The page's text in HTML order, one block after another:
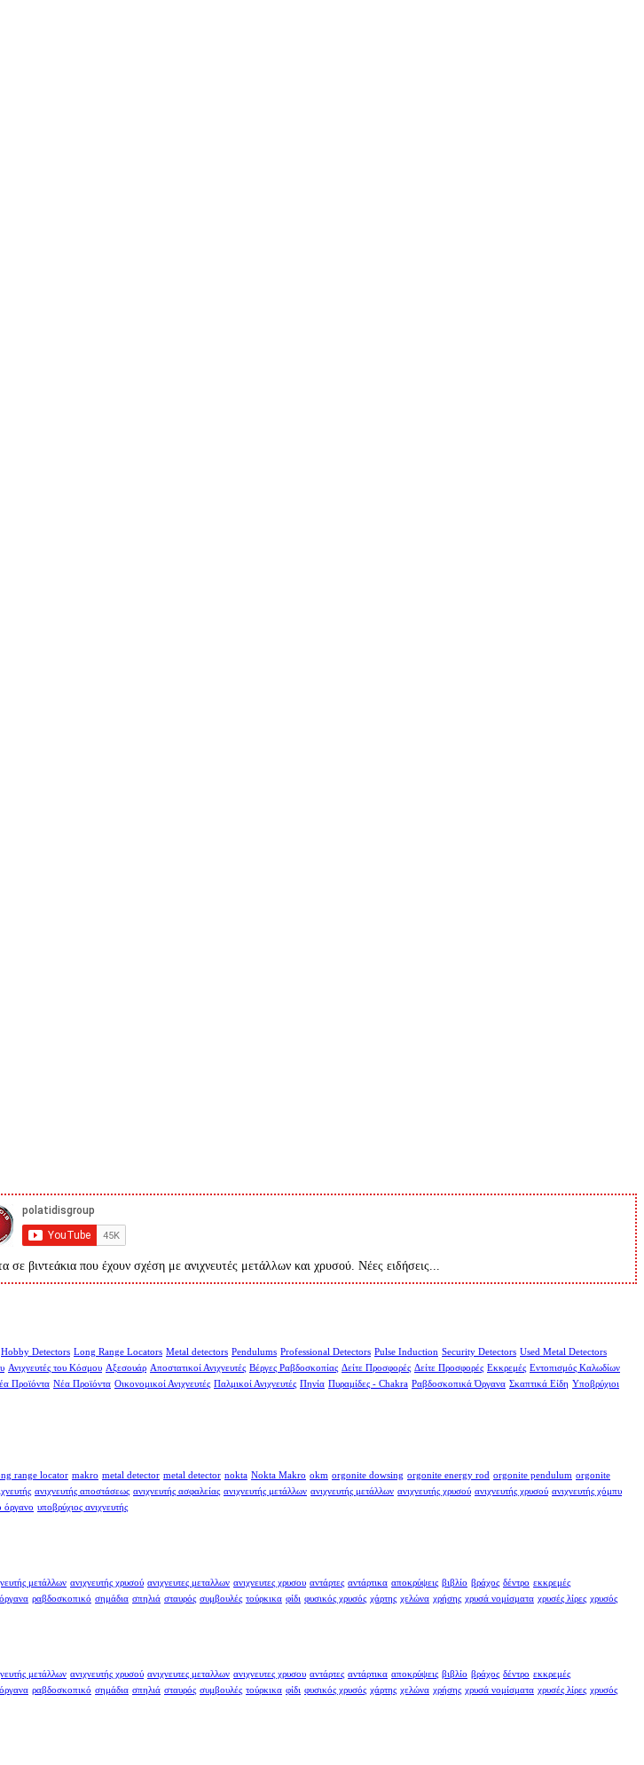
βιντεάκια που έχουν σχέση με ανιχνευτές μετάλλων και χρυσού. Νέες ειδήσεις...
Hobby Detectors Long Range Locators Metal detectors Pendulums Professional Detectors Pulse Induction Security Detectors Used Metal Detectors
Ανιχνευτές του Κόσμου Αξεσουάρ Αποστατικοί Ανιχνευτές Βέργες Ραβδοσκοπίας Δείτε Προσφορές Δείτε Προσφορές Εκκρεμές Εντοπισμός Καλωδίων
Προϊόντα Νέα Προϊόντα Οικονομικοί Ανιχνευτές Παλμικοί Ανιχνευτές Πηνία Πυραμίδες - Chakra Ραβδοσκοπικά Όργανα Σκαπτικά Είδη Υποβρύχιοι
range locator makro metal detector metal detector nokta Nokta Makro okm orgonite dowsing orgonite energy rod orgonite pendulum orgonite
ανιχνευτής αποστάσεως ανιχνευτής ασφαλείας ανιχνευτής μετάλλων ανιχνευτής μετάλλων ανιχνευτής χρυσού ανιχνευτής χρυσού ανιχνευτής χόμπυ
όργανο υποβρύχιος ανιχνευτής
μετάλλων ανιχνευτής χρυσού ανιχνευτες μεταλλων ανιχνευτες χρυσου αντάρτες αντάρτικα αποκρύψεις βιβλίο βράχος δέντρο εκκρεμές
ραβδοσκοπικό σημάδια σπηλιά σταυρός συμβουλές τούρκικα φίδι φυσικός χρυσός χάρτης χελώνα χρήσης χρυσά νομίσματα χρυσές λίρες χρυσός
μετάλλων ανιχνευτής χρυσού ανιχνευτες μεταλλων ανιχνευτες χρυσου αντάρτες αντάρτικα αποκρύψεις βιβλίο βράχος δέντρο εκκρεμές
ραβδοσκοπικό σημάδια σπηλιά σταυρός συμβουλές τούρκικα φίδι φυσικός χρυσός χάρτης χελώνα χρήσης χρυσά νομίσματα χρυσές λίρες χρυσός